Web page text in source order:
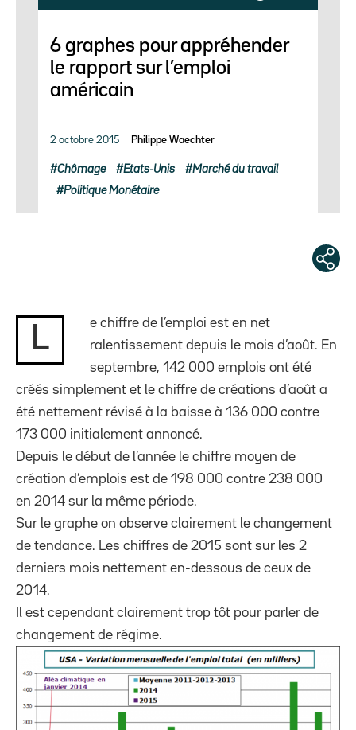
6 graphes pour appréhender
le rapport sur l’emploi
américain
2 octobre 2015 Philippe Waechter
Chômage Etats-Unis Marché du travail
Politique Monétaire
L
e chiffre de l’emploi est en net
ralentissement depuis le mois d’août. En
septembre, 142 000 emplois ont été
créés simplement et le chiffre de créations d’août a
été nettement révisé à la baisse à 136 000 contre
173 000 initialement annoncé.
Depuis le début de l’année le chiffre moyen de
création d’emplois est de 198 000 contre 238 000
en 2014 sur la même période.
Sur le graphe on observe clairement le changement
de tendance. Les chiffres de 2015 sont sur les 2
derniers mois nettement en-dessous de ceux de
2014.
Il est cependant clairement trop tôt pour parler de
changement de régime.